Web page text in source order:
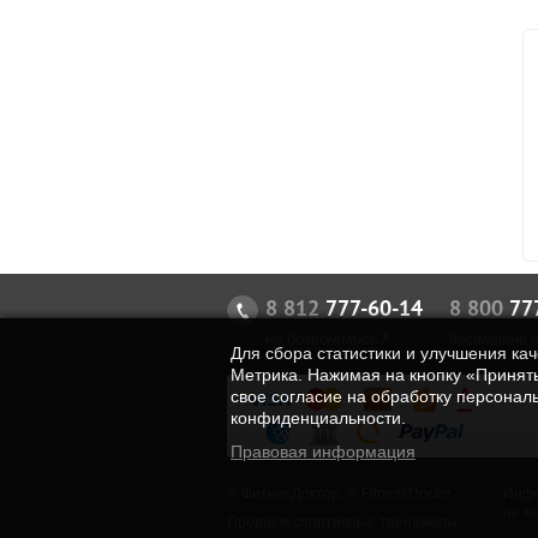
8 812 777-60-14 8 800
Для сбора статистики и улучшения
Метрика. Нажимая на кнопку
свое согласие на обработку
конфиденциальности.
Правовая информация